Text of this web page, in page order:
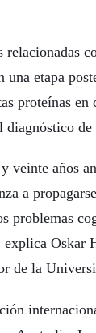
relacionadas
etapa
proteínas
veinte años
a
problemas
Oskar
de la